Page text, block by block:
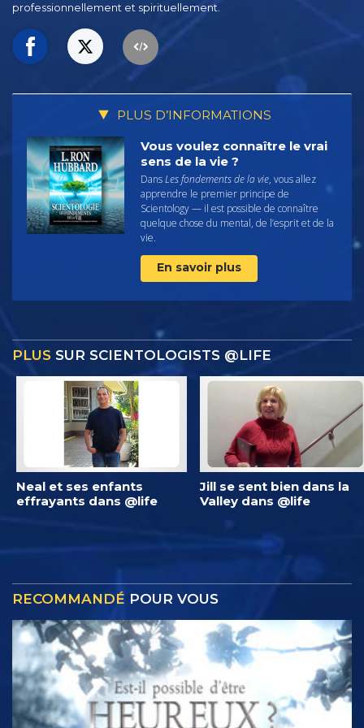
professionnellement et spirituellement.
PLUS D’INFORMATIONS
Vous voulez connaître le vrai
sens de la vie ?
DansLes fondements de la vie, vous allez
apprendre le premier principe de
Scientology — il est possible de connaître
quelque chose du mental, de l’esprit et de la
vie.
En savoir plus
PLUS SUR SCIENTOLOGISTS @LIFE
Neal et ses enfants
effrayants dans @life
Jill se sent bien dans la
Valley dans @life
RECOMMANDÉ POUR VOUS